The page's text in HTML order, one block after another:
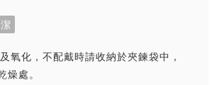
氧化，不配戴時請收納於夾鍊袋中，
燥處。